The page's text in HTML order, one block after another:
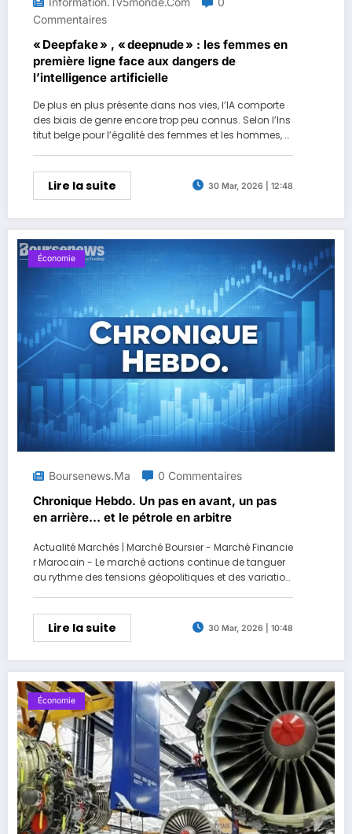
Commentaires
« Deepfake » , « deepnude » : les femmes en
première ligne face aux dangers de
l’intelligence artificielle
De plus en plus présente dans nos vies, l’IA comporte
des biais de genre encore trop peu connus. Selon l’Ins
titut belge pour l’égalité des femmes et les hommes, el
vec nos partenaires Les Grenades.
Lire la suite 30 Mar, 2026 | 12:48
Économie
Boursenews.ma 0 Commentaires
Chronique Hebdo. Un pas en avant, un pas
en arrière… et le pétrole en arbitre
Actualité Marchés | Marché Boursier - Marché Financie
r Marocain - Le marché actions continue de tanguer
au rythme des tensions géopolitiques et des variation
d’un climat devenu nettement plus défensif.
Lire la suite 30 Mar, 2026 | 10:48
Économie